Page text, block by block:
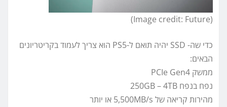
(Image credit: Future)
כדי שה- SSD יהיה תואם ל-PS5 הוא צריך לעמוד בקריטריונים
הבאים:
ממשק PCIe Gen4
נפח בנפח 250GB – 4TB
מהירות קריאה של 5,500MB/s או יותר